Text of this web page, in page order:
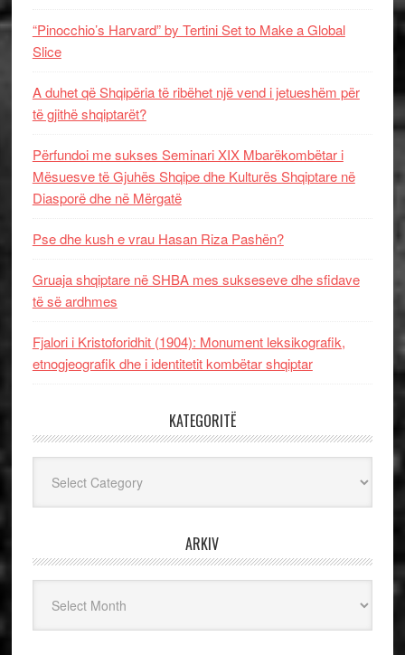
“Pinocchio’s Harvard” by Tertini Set to Make a Global
Slice
A duhet që Shqipëria të ribëhet një vend i jetueshëm për
të gjithë shqiptarët?
Përfundoi me sukses Seminari XIX Mbarëkombëtar i
Mësuesve të Gjuhës Shqipe dhe Kulturës Shqiptare në
Diasporë dhe në Mërgatë
Pse dhe kush e vrau Hasan Riza Pashën?
Gruaja shqiptare në SHBA mes sukseseve dhe sfidave
të së ardhmes
Fjalori i Kristoforidhit (1904): Monument leksikografik,
etnogjeografik dhe i identitetit kombëtar shqiptar
KATEGORITË
ARKIV